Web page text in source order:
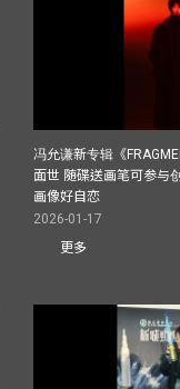
冯允谦新专辑《
面世 随碟送画笔可参与
画像好自恋
2026-01-17
更多